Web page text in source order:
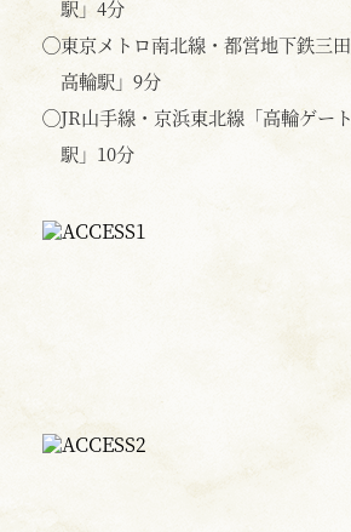
駅」4分
◯東京メトロ南北線・都営地下鉄三
高輪駅」9分
◯JR山手線・京浜東北線「高輪ゲー
駅」10分